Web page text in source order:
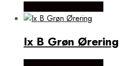
Ix B Grøn Ørering